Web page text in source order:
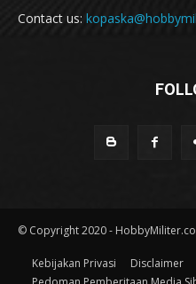
Contact us:
© Copyright 2020 -
Kebijakan Privasi Disclaimer